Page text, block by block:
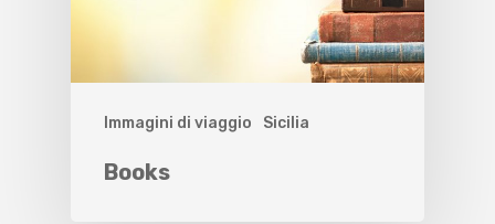
Immagini di viaggio Sicilia
Books